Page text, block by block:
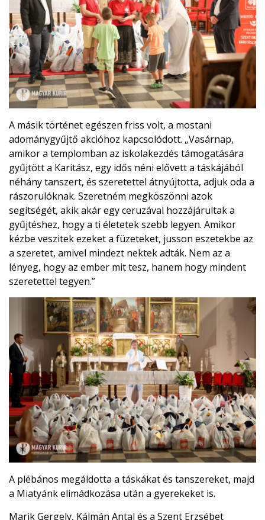
A másik történet egészen friss volt, a mostani
adománygyűjtő akcióhoz kapcsolódott. „Vasárnap,
amikor a templomban az iskolakezdés támogatására
gyűjtött a Karitász, egy idős néni elővett a táskájából
néhány tanszert, és szeretettel átnyújtotta, adjuk oda a
rászorulóknak. Szeretném megköszönni azok
segítségét, akik akár egy ceruzával hozzájárultak a
gyűjtéshez, hogy a ti életetek szebb legyen. Amikor
kézbe veszitek ezeket a füzeteket, jusson eszetekbe az
a szeretet, amivel mindezt nektek adták. Nem az a
lényeg, hogy az ember mit tesz, hanem hogy mindent
szeretettel tegyen.”
A plébános megáldotta a táskákat és tanszereket, majd
a Miatyánk elimádkozása után a gyerekeket is.
Marik Gergely, Kálmán Antal és a Szent Erzsébet